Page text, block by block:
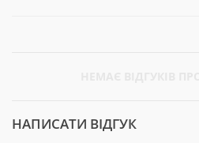
НАПИСАТИ ВІДГУК